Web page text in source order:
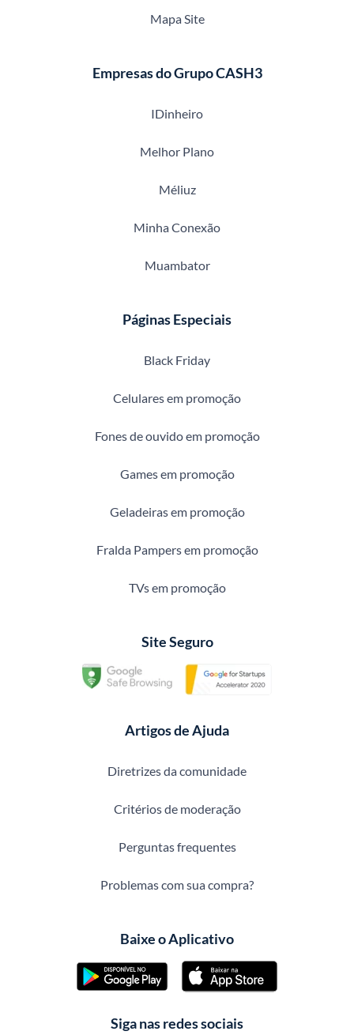
Mapa Site
Empresas do Grupo CASH3
IDinheiro
Melhor Plano
Méliuz
Minha Conexão
Muambator
Páginas Especiais
Black Friday
Celulares em promoção
Fones de ouvido em promoção
Games em promoção
Geladeiras em promoção
Fralda Pampers em promoção
TVs em promoção
Site Seguro
Artigos de Ajuda
Diretrizes da comunidade
Critérios de moderação
Perguntas frequentes
Problemas com sua compra?
Baixe o Aplicativo
Siga nas redes sociais